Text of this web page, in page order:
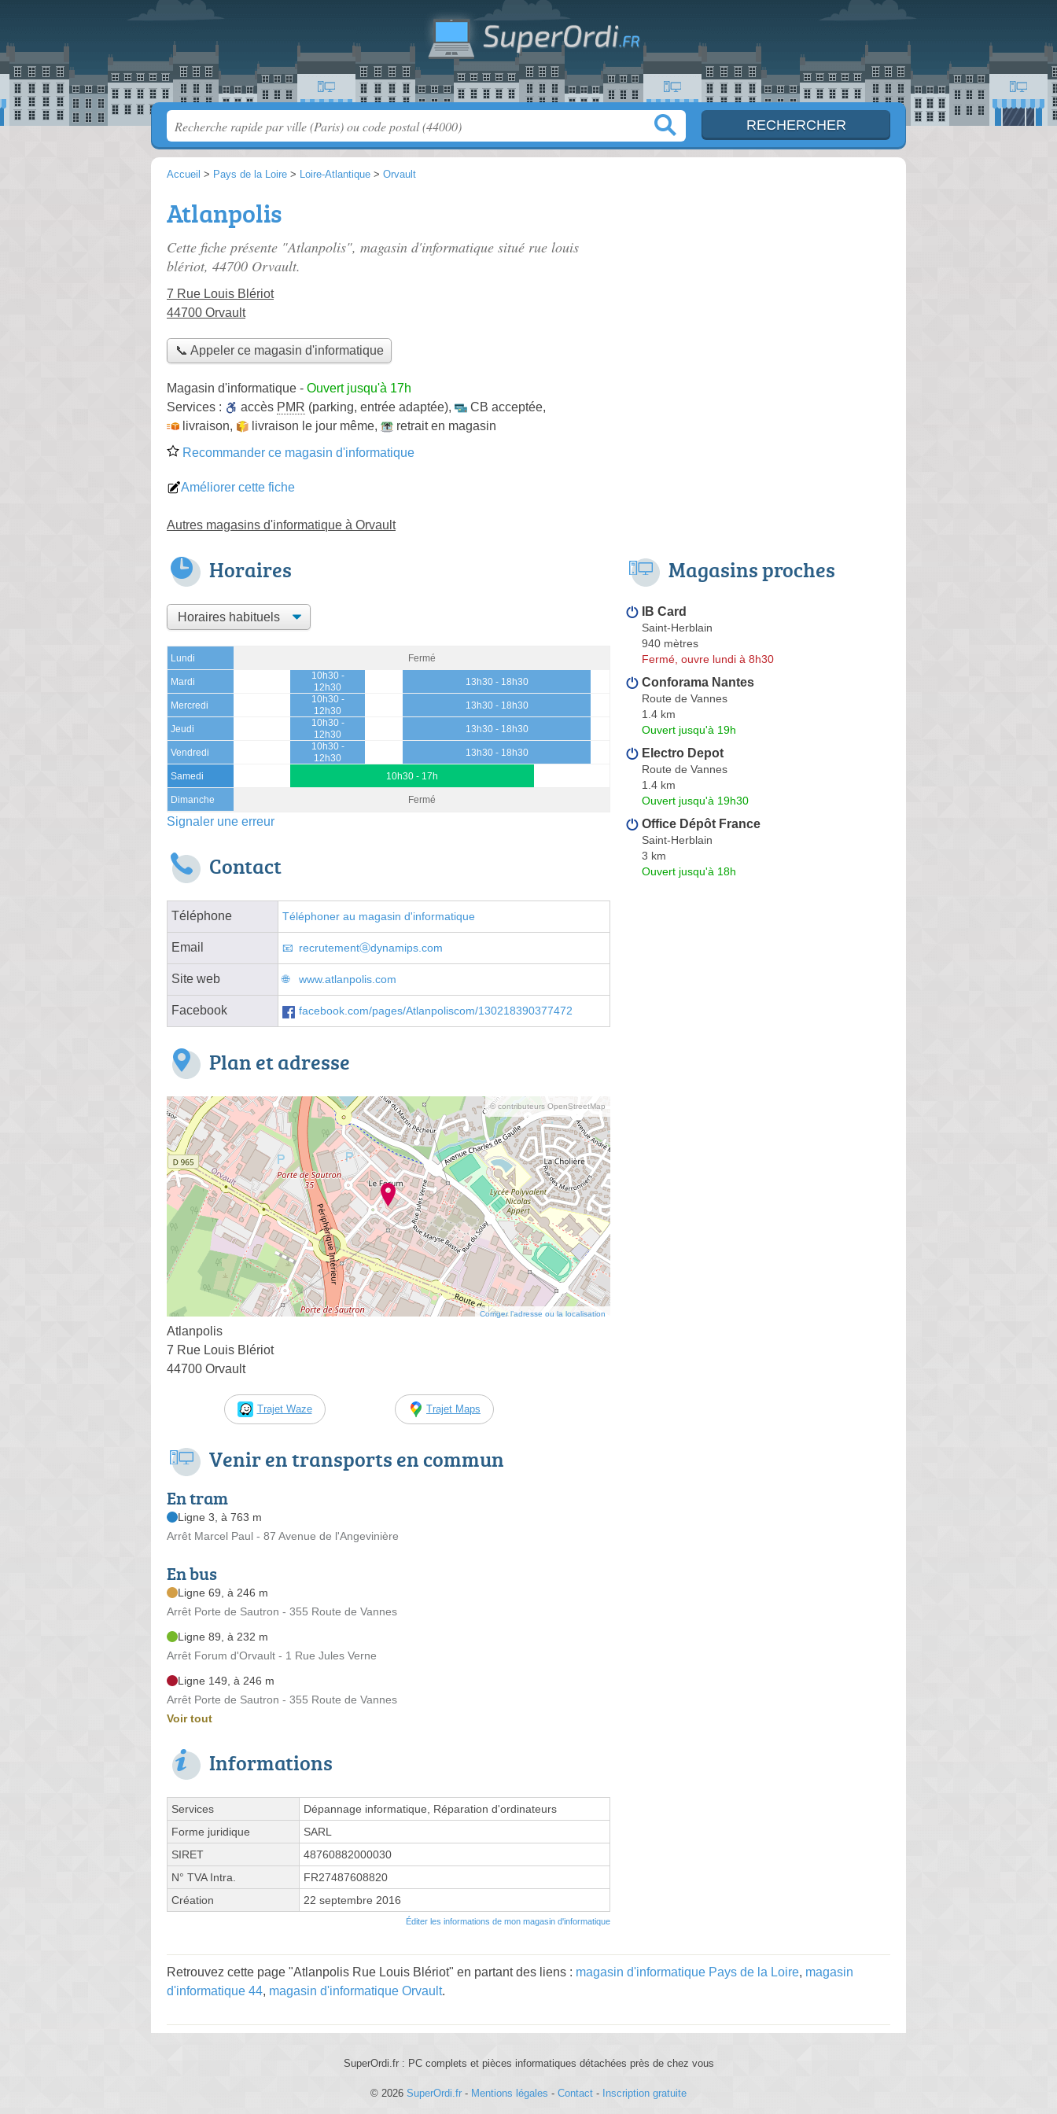
Accueil > Pays de la Loire > Loire-Atlantique > Orvault
Atlanpolis
Cette fiche présente "Atlanpolis", magasin d'informatique situé rue louis
blériot, 44700 Orvault.
7 Rue Louis Blériot
44700 Orvault
📞 Appeler ce magasin d'informatique
Magasin d'informatique - Ouvert jusqu'à 17h
Services :
accès PMR (parking, entrée adaptée), CB acceptée,
livraison, livraison le jour même,
retrait en magasin
Recommander ce magasin d'informatique
Améliorer cette fiche
Autres magasins d'informatique à Orvault
Horaires
Lundi Fermé
Mardi
10h30 -
12h30
13h30 - 18h30
Mercredi
10h30 -
12h30
13h30 - 18h30
Jeudi
10h30 -
12h30
13h30 - 18h30
Vendredi
10h30 -
12h30
13h30 - 18h30
Samedi 10h30 - 17h
Dimanche Fermé
Signaler une erreur
Contact
Téléphone Téléphoner au magasin d'informatique
Email recrutementⓐdynamips.com
Site web www.atlanpolis.com
Facebook facebook.com/pages/Atlanpoliscom/130218390377472
Plan et adresse
© contributeurs OpenStreetMap
Corriger l’adresse ou la localisation
Atlanpolis
7 Rue Louis Blériot
44700 Orvault
Trajet Waze Trajet Maps
Venir en transports en commun
En tram
Ligne 3, à 763 m
Arrêt Marcel Paul - 87 Avenue de l'Angevinière
En bus
Ligne 69, à 246 m
Arrêt Porte de Sautron - 355 Route de Vannes
Ligne 89, à 232 m
Arrêt Forum d'Orvault - 1 Rue Jules Verne
Ligne 149, à 246 m
Arrêt Porte de Sautron - 355 Route de Vannes
Voir tout
Informations
Services
Dépannage informatique, Réparation d'ordinateurs
Forme juridique
SARL
SIRET
48760882000030
N° TVA Intra.
FR27487608820
Création
22 septembre 2016
Éditer les informations de mon magasin d'informatique
Magasins proches
IB Card
Saint-Herblain
940 mètres
Fermé, ouvre lundi à 8h30
Conforama Nantes
Route de Vannes
1.4 km
Ouvert jusqu'à 19h
Electro Depot
Route de Vannes
1.4 km
Ouvert jusqu'à 19h30
Office Dépôt France
Saint-Herblain
3 km
Ouvert jusqu'à 18h
Retrouvez cette page "Atlanpolis Rue Louis Blériot" en partant des liens : magasin d'informatique Pays de la Loire, magasin
d'informatique 44, magasin d'informatique Orvault.
SuperOrdi.fr : PC complets et pièces informatiques détachées près de chez vous
© 2026 SuperOrdi.fr - Mentions légales - Contact - Inscription gratuite